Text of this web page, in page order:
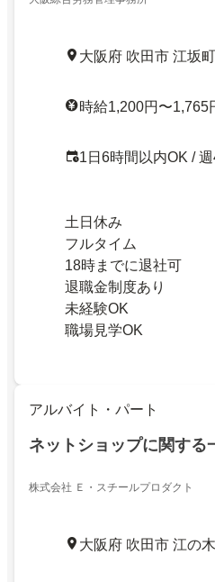
大阪府 吹田市 江坂
時給1,200円〜1,765
1日6時間以内OK /
土日休み
フルタイム
18時までに退社可
退職金制度あり
未経験OK
職場見学OK
アルバイト・パート
ネットショップに関する
株式会社 Ｅ・スチールプロダクト
大阪府 吹田市 江の